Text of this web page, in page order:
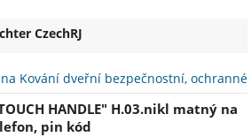
CzechRJ
Kování dveřní bezpečnostní, ochranné
HANDLE" H.03.nikl matný na
pin kód